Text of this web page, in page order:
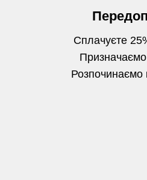
Сплачуєте
Розпочинаємо